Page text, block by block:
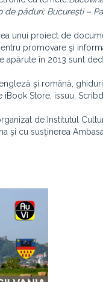
de păduri; Bucureşti –
unui proiect de
promovare şi
apărute în 2013 sunt
şi română,
Store, issuu, Scribd
de Institutul
şi cu susţinerea